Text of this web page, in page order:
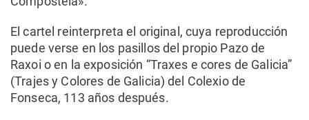
El cartel reinterpreta el original, cuya reproducción
puede verse en los pasillos del propio Pazo de
Raxoi o en la exposición “Traxes e cores de Galicia”
(Trajes y Colores de Galicia) del Colexio de
Fonseca, 113 años después.